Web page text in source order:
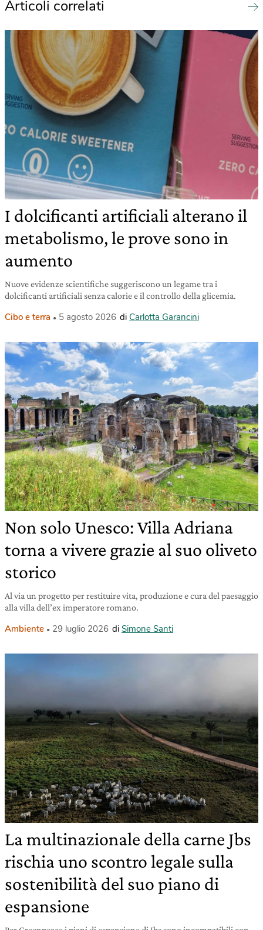
Articoli correlati
I dolcificanti artificiali alterano il
metabolismo, le prove sono in
aumento
Nuove evidenze scientifiche suggeriscono un legame tra i
dolcificanti artificiali senza calorie e il controllo della glicemia.
Cibo e terra 5 agosto 2026 di Carlotta Garancini
Non solo Unesco: Villa Adriana
torna a vivere grazie al suo oliveto
storico
Al via un progetto per restituire vita, produzione e cura del paesaggio
alla villa dell’ex imperatore romano.
Ambiente 29 luglio 2026 di Simone Santi
La multinazionale della carne Jbs
rischia uno scontro legale sulla
sostenibilità del suo piano di
espansione